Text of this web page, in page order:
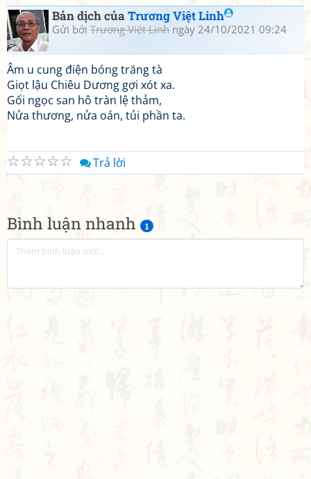
Bình luận nhanh 1
Bản dịch củaTrương Việt Linh
Gửi bởi Trương Việt Linh ngày 24/10/2021 09:24
Âm u cung điện bóng trăng tà
Giọt lậu Chiêu Dương gợi xót xa.
Gối ngọc san hô tràn lệ thảm,
Nửa thương, nửa oán, tủi phần ta.
☆
☆
☆
☆
☆ Trả lời